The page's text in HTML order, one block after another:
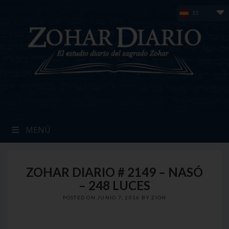
ES
MENÚ
ZOHAR DIARIO # 2149 – NASÓ
– 248 LUCES
POSTED ON JUNIO 7, 2016 BY ZION